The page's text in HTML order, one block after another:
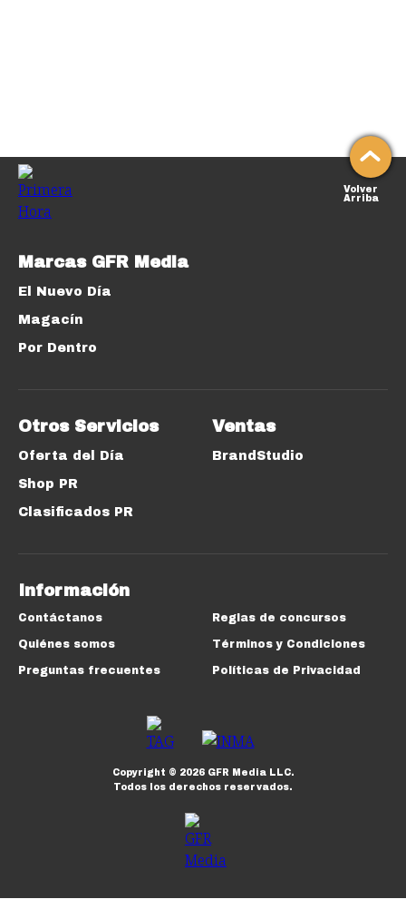
Volver
Arriba
Marcas GFR Media
El Nuevo Día
Magacín
Por Dentro
Otros Servicios
Oferta del Día
Shop PR
Clasificados PR
Ventas
BrandStudio
Información
Contáctanos
Quiénes somos
Preguntas frecuentes
Reglas de concursos
Términos y Condiciones
Políticas de Privacidad
Copyright © 2026GFR Media LLC.
Todos los derechos reservados.